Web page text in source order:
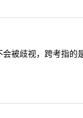
被歧视，跨考指的